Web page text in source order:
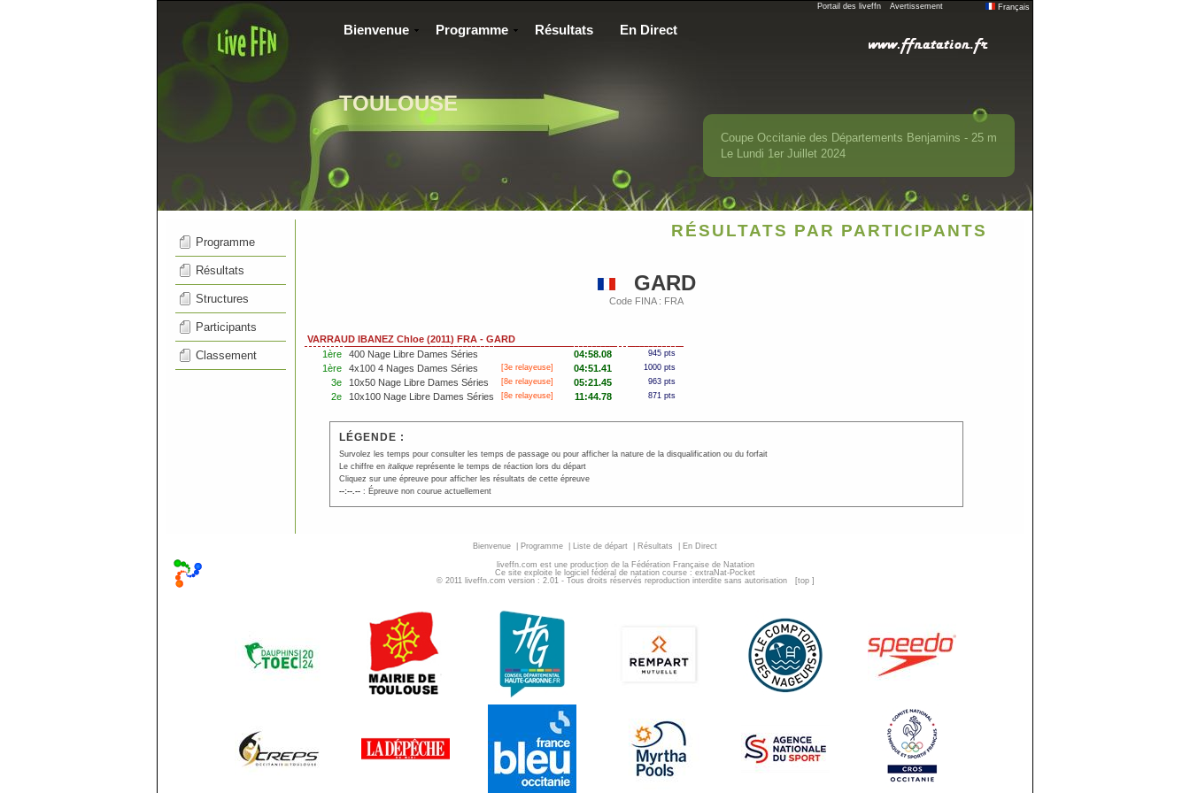
Portail des liveffn Avertissement Français
TOULOUSE
Coupe Occitanie des Départements Benjamins - 25 m
Le Lundi 1er Juillet 2024
Bienvenue Programme Résultats En Direct
Programme
Résultats
Structures
Participants
Classement
RÉSULTATS PAR PARTICIPANTS
GARD
Code FINA : FRA
VARRAUD IBANEZ Chloe (2011) FRA - GARD
1ère
400 Nage Libre Dames Séries 04:58.08 945 pts
1ère 4x100 4 Nages Dames Séries [3e relayeuse] 04:51.41 1000 pts
3e 10x50 Nage Libre Dames Séries [8e relayeuse] 05:21.45 963 pts
2e 10x100 Nage Libre Dames Séries [8e relayeuse] 11:44.78 871 pts
LÉGENDE :
Survolez les temps pour consulter les temps de passage ou pour afficher la nature de la disqualification ou du forfait
Le chiffre en italiquereprésente le temps de réaction lors du départ
Cliquez sur une épreuve pour afficher les résultats de cette épreuve
--:--.--: Épreuve non courue actuellement
Bienvenue Programme Liste de départ Résultats En Direct
liveffn.com est une production de la Fédération Française de Natation
Ce site exploite le logiciel fédéral de natation course : extraNat-Pocket
© 2011 liveffn.com version : 2.01 - Tous droits réservés reproduction interdite sans autorisation
[top ]